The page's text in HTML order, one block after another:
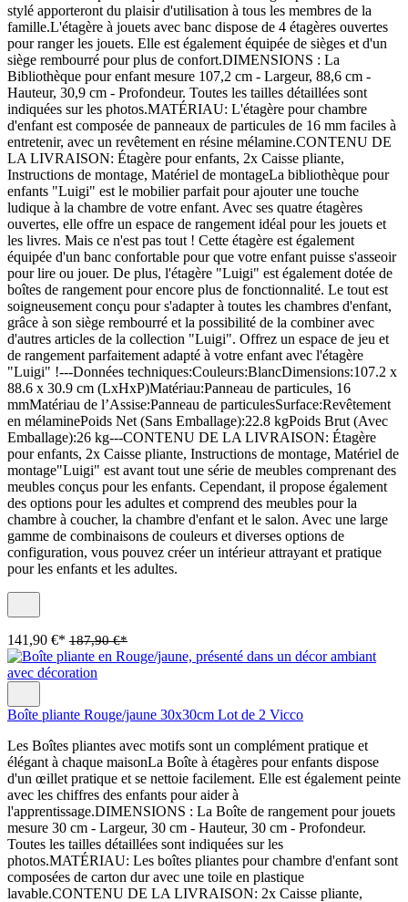
stylé apporteront du plaisir d'utilisation à tous les membres de la
famille.L'étagère à jouets avec banc dispose de 4 étagères ouvertes
pour ranger les jouets. Elle est également équipée de sièges et d'un
siège rembourré pour plus de confort.DIMENSIONS : La
Bibliothèque pour enfant mesure 107,2 cm - Largeur, 88,6 cm -
Hauteur, 30,9 cm - Profondeur. Toutes les tailles détaillées sont
indiquées sur les photos.MATÉRIAU: L'étagère pour chambre
d'enfant est composée de panneaux de particules de 16 mm faciles à
entretenir, avec un revêtement en résine mélamine.CONTENU DE
LA LIVRAISON: Étagère pour enfants, 2x Caisse pliante,
Instructions de montage, Matériel de montageLa bibliothèque pour
enfants "Luigi" est le mobilier parfait pour ajouter une touche
ludique à la chambre de votre enfant. Avec ses quatre étagères
ouvertes, elle offre un espace de rangement idéal pour les jouets et
les livres. Mais ce n'est pas tout ! Cette étagère est également
équipée d'un banc confortable pour que votre enfant puisse s'asseoir
pour lire ou jouer. De plus, l'étagère "Luigi" est également dotée de
boîtes de rangement pour encore plus de fonctionnalité. Le tout est
soigneusement conçu pour s'adapter à toutes les chambres d'enfant,
grâce à son siège rembourré et la possibilité de la combiner avec
d'autres articles de la collection "Luigi". Offrez un espace de jeu et
de rangement parfaitement adapté à votre enfant avec l'étagère
"Luigi" !---Données techniques:Couleurs:BlancDimensions:107.2 x
88.6 x 30.9 cm (LxHxP)Matériau:Panneau de particules, 16
mmMatériau de l’Assise:Panneau de particulesSurface:Revêtement
en mélaminePoids Net (Sans Emballage):22.8 kgPoids Brut (Avec
Emballage):26 kg---CONTENU DE LA LIVRAISON: Étagère
pour enfants, 2x Caisse pliante, Instructions de montage, Matériel de
montage"Luigi" est avant tout une série de meubles comprenant des
meubles conçus pour les enfants. Cependant, il propose également
des options pour les adultes et comprend des meubles pour la
chambre à coucher, la chambre d'enfant et le salon. Avec une large
gamme de combinaisons de couleurs et diverses options de
configuration, vous pouvez créer un intérieur attrayant et pratique
pour les enfants et les adultes.
141,90 €* 187,90 €*
Boîte pliante Rouge/jaune 30x30cm Lot de 2 Vicco
Les Boîtes pliantes avec motifs sont un complément pratique et
élégant à chaque maisonLa Boîte à étagères pour enfants dispose
d'un œillet pratique et se nettoie facilement. Elle est également peinte
avec les chiffres des enfants pour aider à
l'apprentissage.DIMENSIONS : La Boîte de rangement pour jouets
mesure 30 cm - Largeur, 30 cm - Hauteur, 30 cm - Profondeur.
Toutes les tailles détaillées sont indiquées sur les
photos.MATÉRIAU: Les boîtes pliantes pour chambre d'enfant sont
composées de carton dur avec une toile en plastique
lavable.CONTENU DE LA LIVRAISON: 2x Caisse pliante,